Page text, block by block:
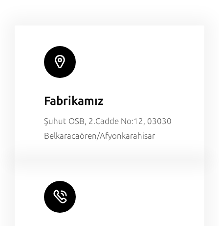
Fabrikamız
Şuhut OSB, 2.Cadde No:12, 03030
Belkaracaören/Afyonkarahisar